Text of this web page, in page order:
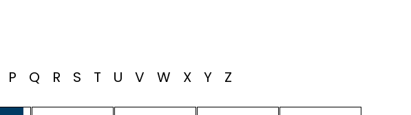
P Q R S T U V W X Y Z